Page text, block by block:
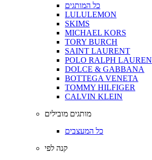
כל המותגים
LULULEMON
SKIMS
MICHAEL KORS
TORY BURCH
SAINT LAURENT
POLO RALPH LAUREN
DOLCE & GABBANA
BOTTEGA VENETA
TOMMY HILFIGER
CALVIN KLEIN
מותגים מובילים
כל המעצבים
קנה לפי